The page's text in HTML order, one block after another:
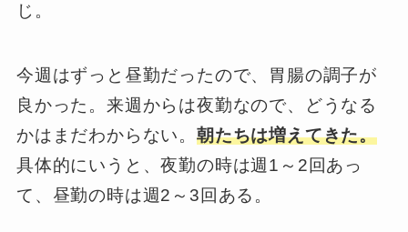
じ。
今週はずっと昼勤だったので、胃腸の調子が
良かった。来週からは夜勤なので、どうなる
かはまだわからない。 朝たちは増えてきた。
具体的にいうと、夜勤の時は週1～2回あっ
て、昼勤の時は週2～3回ある。